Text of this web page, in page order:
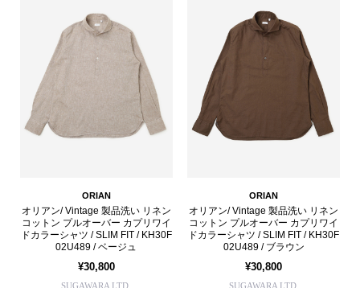
ORIAN
オリアン/ Vintage 製品洗い リネン
コットン プルオーバー カプリワイ
ドカラーシャツ / SLIM FIT / KH30F
02U489 / ベージュ
¥30,800
SUGAWARA LTD.
ORIAN
オリアン/ Vintage 製品洗い リネン
コットン プルオーバー カプリワイ
ドカラーシャツ / SLIM FIT / KH30F
02U489 / ブラウン
¥30,800
SUGAWARA LTD.